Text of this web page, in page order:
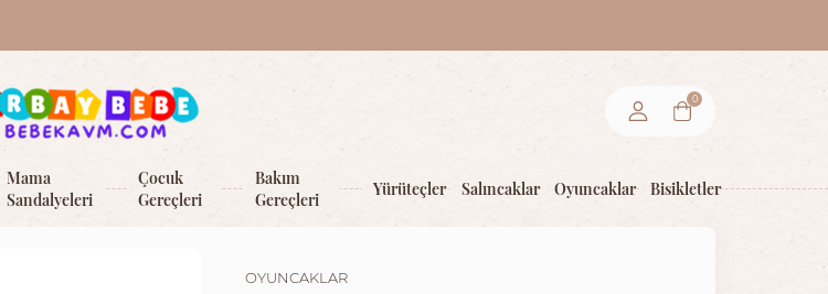
0
Mama
Sandalyeleri
Çocuk
Gereçleri
Bakım
Gereçleri
Yürüteçler Salıncaklar Oyuncaklar Bisikletler
OYUNCAKLAR